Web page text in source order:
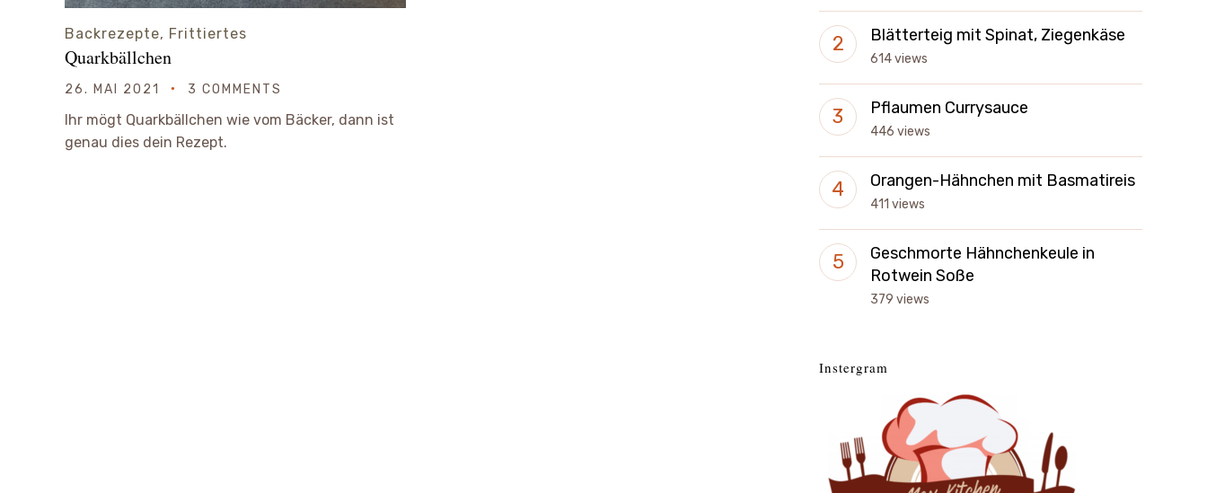
Backrezepte, Frittiertes
Quarkbällchen
26. MAI 2021 3 COMMENTS
Ihr mögt Quarkbällchen wie vom Bäcker, dann ist
genau dies dein Rezept.
Blätterteig mit Spinat, Ziegenkäse
614 views
Pflaumen Currysauce
446 views
Orangen-Hähnchen mit Basmatireis
411 views
Geschmorte Hähnchenkeule in
Rotwein Soße
379 views
Instergram